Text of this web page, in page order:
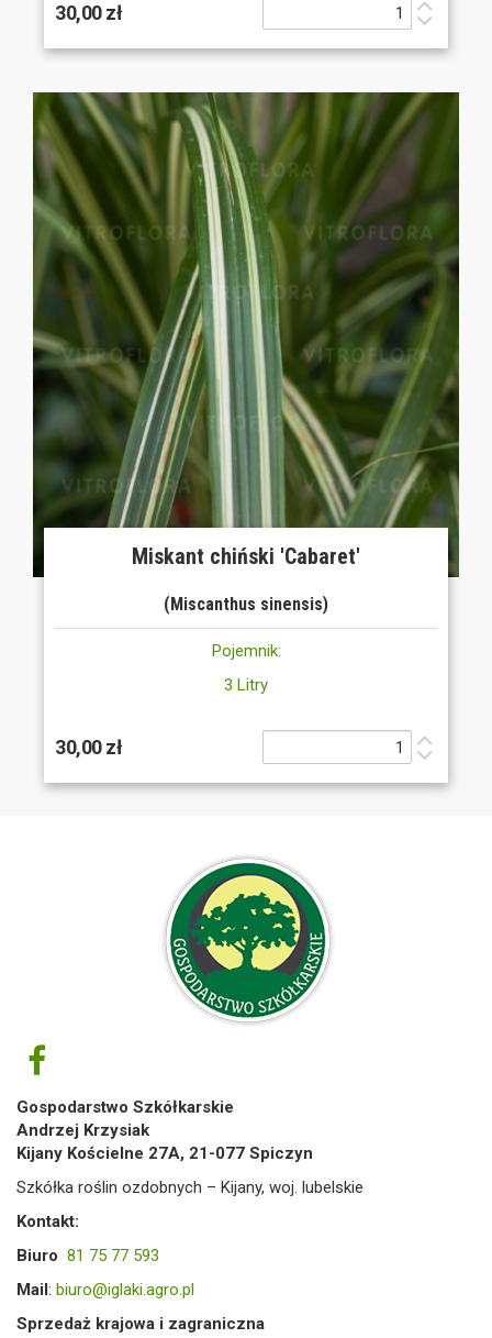
30,00 zł
Miskant chiński 'Cabaret'
(Miscanthus sinensis)
Pojemnik:
3 Litry
30,00 zł
Gospodarstwo Szkółkarskie
Andrzej Krzysiak
Kijany Kościelne 27A, 21-077 Spiczyn
Szkółka roślin ozdobnych – Kijany, woj. lubelskie
Kontakt:
Biuro 81 75 77 593
Mail : biuro@iglaki.agro.pl
Sprzedaż krajowa i zagraniczna